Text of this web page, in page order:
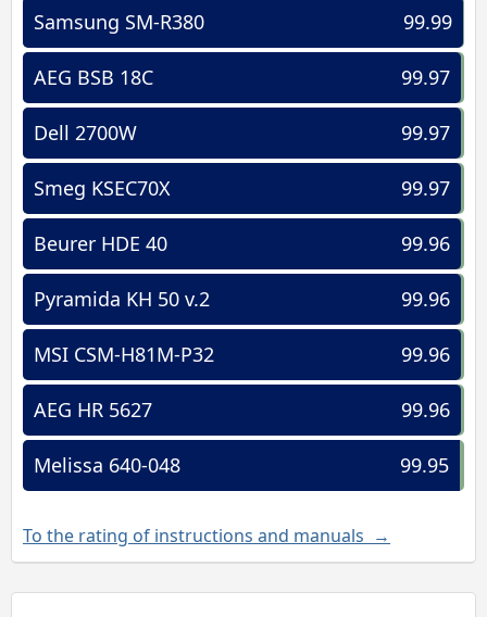
99.99
Samsung SM-R380
99.97
AEG BSB 18C
99.97
Dell 2700W
99.97
Smeg KSEC70X
99.96
Beurer HDE 40
99.96
Pyramida KH 50 v.2
99.96
MSI CSM-H81M-P32
99.96
AEG HR 5627
99.95
Melissa 640-048
To the rating of instructions and manuals →